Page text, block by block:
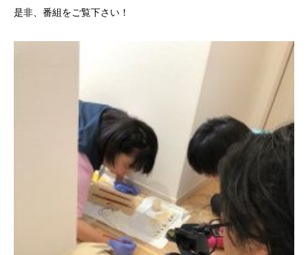
是非、番組をご覧下さい！